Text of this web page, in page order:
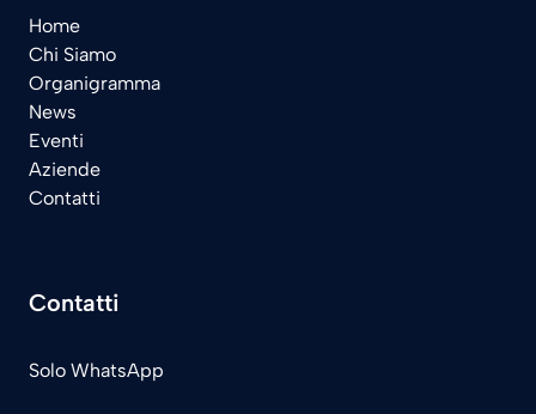
Home
Chi Siamo
Organigramma
News
Eventi
Aziende
Contatti
Contatti
Solo WhatsApp